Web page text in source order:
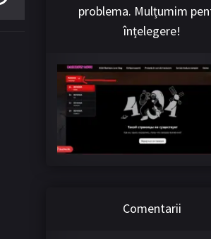
problema. Mulțumim
înțelegere!
Comentarii